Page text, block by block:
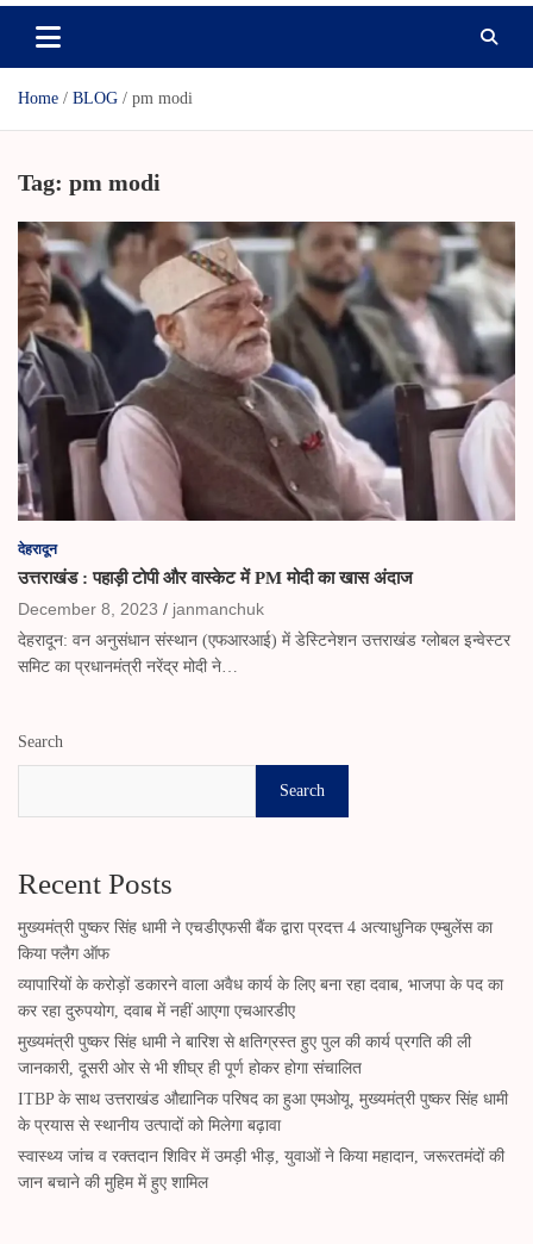
Home BLOG pm modi
Tag: pm modi
देहरादून
उत्तराखंड : पहाड़ी टोपी और वास्केट में PM मोदी का खास अंदाज
December 8, 2023
janmanchuk
देहरादून: वन अनुसंधान संस्थान (एफआरआई) में डेस्टिनेशन उत्तराखंड ग्लोबल इन्वेस्टर
समिट का प्रधानमंत्री नरेंद्र मोदी ने…
Search
Search
Recent Posts
मुख्यमंत्री पुष्कर सिंह धामी ने एचडीएफसी बैंक द्वारा प्रदत्त 4 अत्याधुनिक एम्बुलेंस का
किया फ्लैग ऑफ
व्यापारियों के करोड़ों डकारने वाला अवैध कार्य के लिए बना रहा दवाब, भाजपा के पद का
कर रहा दुरुपयोग, दवाब में नहीं आएगा एचआरडीए
मुख्यमंत्री पुष्कर सिंह धामी ने बारिश से क्षतिग्रस्त हुए पुल की कार्य प्रगति की ली
जानकारी, दूसरी ओर से भी शीघ्र ही पूर्ण होकर होगा संचालित
ITBP के साथ उत्तराखंड औद्यानिक परिषद का हुआ एमओयू, मुख्यमंत्री पुष्कर सिंह धामी
के प्रयास से स्थानीय उत्पादों को मिलेगा बढ़ावा
स्वास्थ्य जांच व रक्तदान शिविर में उमड़ी भीड़, युवाओं ने किया महादान, जरूरतमंदों की
जान बचाने की मुहिम में हुए शामिल